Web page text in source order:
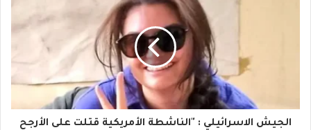
الجيش الاسرائيلي : "الناشطة الأمريكية قتلت على الأرجح